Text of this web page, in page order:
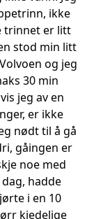
ikke
trinnet er litt
stod min litt
og jeg
30 min
jeg av en
er ikke
nødt til å gå
gåingen er
noe med
hadde
i en 10
kjedelige